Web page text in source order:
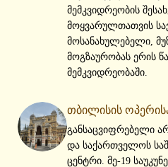
მემკვიდრეობის
მოყვარულთათვის
მოსანახულებელი,
მოგზაურობას ერის
მემკვიდრეობაში.
თბილისის
განსაცვიფრებელი
და საქართველოს
ცენტრი. მე-19